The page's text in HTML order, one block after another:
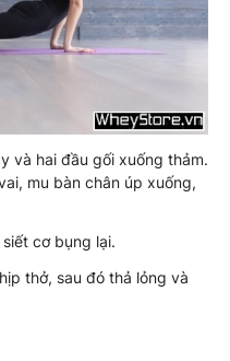
và hai đầu gối xuống thảm.
mu bàn chân úp xuống,
cơ bụng lại.
thở, sau đó thả lỏng và